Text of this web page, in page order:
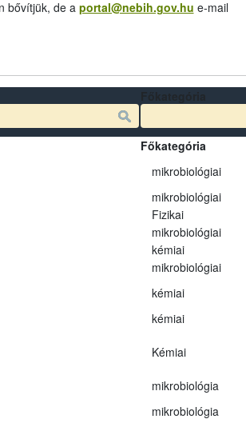
bővítjük, de a portal@nebih.gov.hu e-mail
Főkategória
mikrobiológiai
mikrobiológiai
Fizikai
mikrobiológiai
kémiai
mikrobiológiai
kémiai
kémiai
Kémiai
mikrobiológia
mikrobiológia